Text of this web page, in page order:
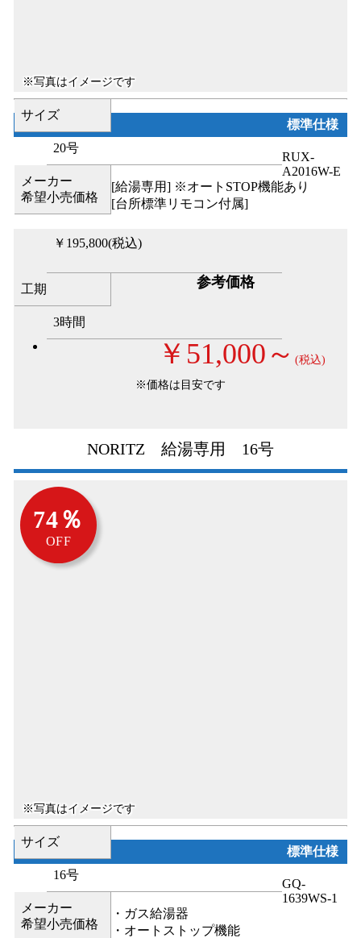
サイズ
20号
メーカー
希望小売価格
￥195,800(税込)
工期
3時間
標準仕様
RUX-
A2016W-E
[給湯専用] ※オートSTOP機能あり
[台所標準リモコン付属]
参考価格
￥51,000～(税込)
※価格は目安です
NORITZ 給湯専用 16号
74％
OFF
サイズ
16号
メーカー
希望小売価格
標準仕様
GQ-
1639WS-1
・ガス給湯器
・オートストップ機能